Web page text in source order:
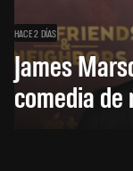
HACE 2 DÍAS
James
comedia de